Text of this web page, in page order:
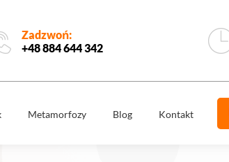
Zadzwoń:
+48 884 644 342
Metamorfozy Blog Kontakt